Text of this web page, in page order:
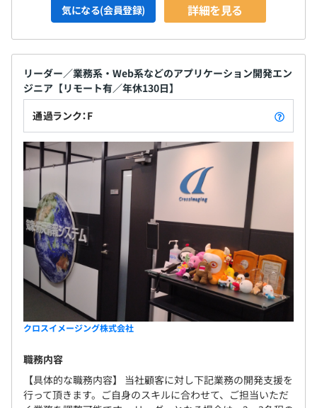
気になる(会員登録) 詳細を見る
リーダー／業務系・Web系などのアプリケーション開発エン
ジニア【リモート有／年休130日】
通過ランク：F
クロスイメージング株式会社
職務内容
【具体的な職務内容】 当社顧客に対し下記業務の開発支援を
行って頂きます。ご自身のスキルに合わせて、ご担当いただ